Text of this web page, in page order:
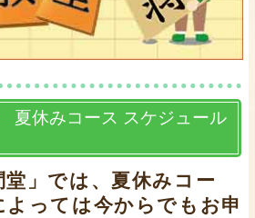
夏休みコース スケジュール
堂」では、夏休みコー
よっては今からでもお申